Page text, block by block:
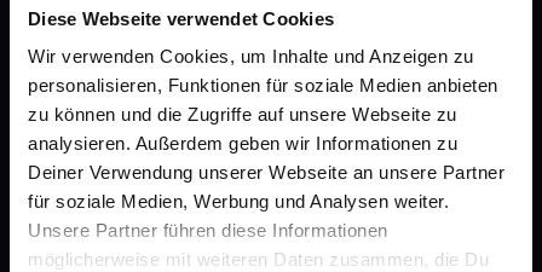
Diese Webseite verwendet Cookies
Wir verwenden Cookies, um Inhalte und Anzeigen zu
personalisieren, Funktionen für soziale Medien anbieten
zu können und die Zugriffe auf unsere Webseite zu
analysieren. Außerdem geben wir Informationen zu
Deiner Verwendung unserer Webseite an unsere Partner
für soziale Medien, Werbung und Analysen weiter.
Unsere Partner führen diese Informationen
möglicherweise mit weiteren Daten zusammen, die Du
gesund.de
Über uns
Karriere
Newsletter